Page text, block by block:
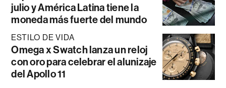
julio y América Latina tiene la
moneda más fuerte del mundo
ESTILO DE VIDA
Omega x Swatch lanza un reloj
con oro para celebrar el alunizaje
del Apollo 11